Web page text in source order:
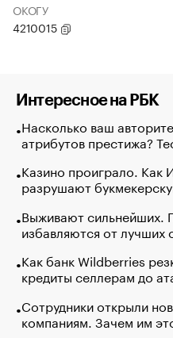
ОКОГУ
4210015
Интересное на РБК
Насколько ваш
атрибутов престижа?
Казино проиграло. Как
разрушают
Выживают сильнейших.
избавляются от лучших
Как банк Wildberries
кредиты селлерам до
Сотрудники открыли
компаниям. Зачем им